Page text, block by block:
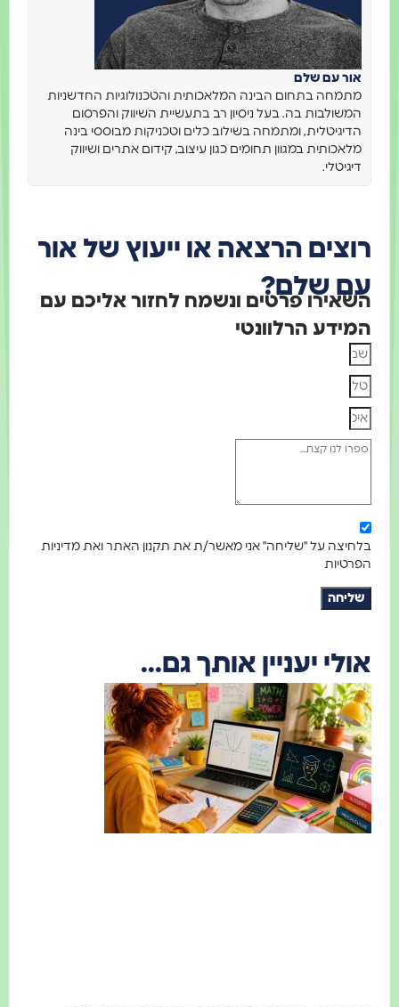
אור עם שלם
מתמחה בתחום הבינה המלאכותית והטכנולוגיות החדשניות
המשולבות בה. בעל ניסיון רב בתעשיית השיווק והפרסום
הדיגיטלית, ומתמחה בשילוב כלים וטכניקות מבוססי בינה
מלאכותית במגוון תחומים כגון עיצוב, קידום אתרים ושיווק
דיגיטלי.
רוצים הרצאה או ייעוץ של אור
עם שלם?
השאירו פרטים ונשמח לחזור אליכם עם
המידע הרלוונטי
בלחיצה על "שליחה" אני מאשר/ת את תקנון האתר ואת מדיניות
הפרטיות
שליחה
אולי יעניין אותך גם...